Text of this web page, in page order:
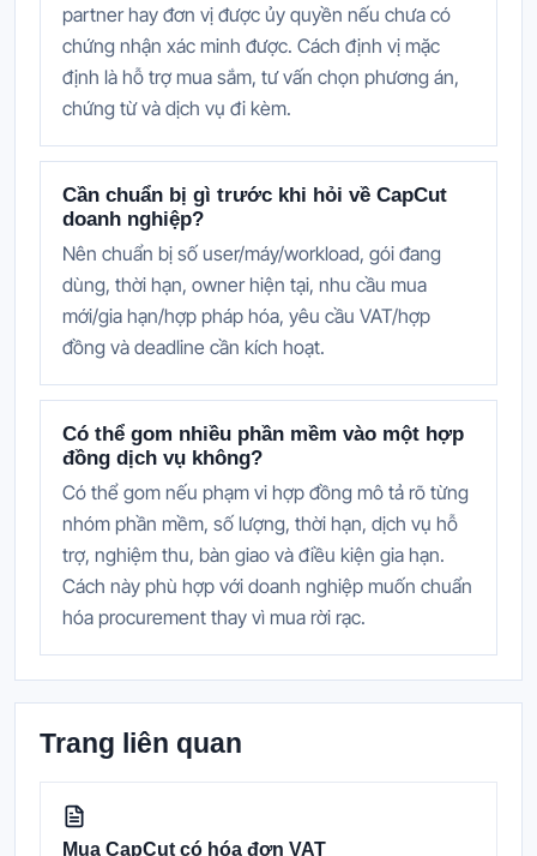
partner hay đơn vị được ủy quyền nếu chưa có
chứng nhận xác minh được. Cách định vị mặc
định là hỗ trợ mua sắm, tư vấn chọn phương án,
chứng từ và dịch vụ đi kèm.
Cần chuẩn bị gì trước khi hỏi về CapCut
doanh nghiệp?
Nên chuẩn bị số user/máy/workload, gói đang
dùng, thời hạn, owner hiện tại, nhu cầu mua
mới/gia hạn/hợp pháp hóa, yêu cầu VAT/hợp
đồng và deadline cần kích hoạt.
Có thể gom nhiều phần mềm vào một hợp
đồng dịch vụ không?
Có thể gom nếu phạm vi hợp đồng mô tả rõ từng
nhóm phần mềm, số lượng, thời hạn, dịch vụ hỗ
trợ, nghiệm thu, bàn giao và điều kiện gia hạn.
Cách này phù hợp với doanh nghiệp muốn chuẩn
hóa procurement thay vì mua rời rạc.
Trang liên quan
Mua CapCut có hóa đơn VAT